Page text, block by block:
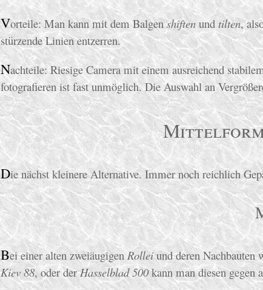
Vorteile: Man kann mit dem Balgenshiften undtilten,
stürzende Linien entzerren.
Nachteile: Riesige Camera mit einem ausreichend
fotografieren ist fast unmöglich. Die Auswahl an
Die nächst kleinere Alternative. Immer noch reichlich
Bei einer alten zweiäugigenRolleiund deren Nachbauten
Kiev 88, oder derHasselblad 500kann man diesen gegen